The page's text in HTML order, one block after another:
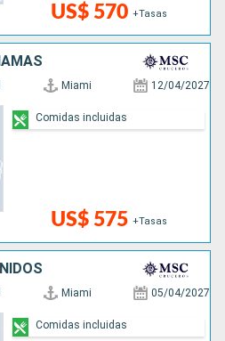
US$ 570 +Tasas
Miami 12/04/2027
US$ 575 +Tasas
Comidas incluidas
Miami 05/04/2027
Comidas incluidas